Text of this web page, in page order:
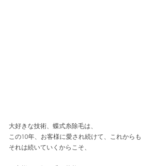
大好きな技術、蝶式糸除毛は、﻿
この10年、お客様に愛され続けて、これからも
それは続いていくからこそ、﻿